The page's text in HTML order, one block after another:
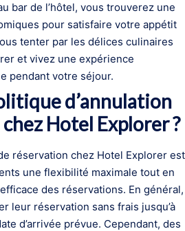
bar de l’hôtel, vous trouverez une
pour satisfaire votre appétit
tenter par les délices culinaires
et vivez une expérience
pendant votre séjour.
d’annulation
Hotel Explorer ?
réservation chez Hotel Explorer est
une flexibilité maximale tout en
des réservations. En général,
leur réservation sans frais jusqu’à
d’arrivée prévue. Cependant, des